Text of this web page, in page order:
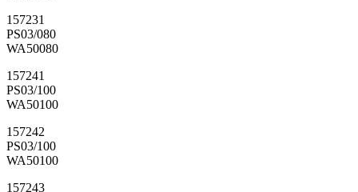
157231
PS03/080
WA50080
157241
PS03/100
WA50100
157242
PS03/100
WA50100
157243